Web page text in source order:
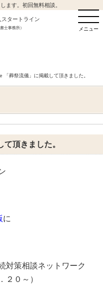
ます。初回無料相談。
タートライン
士事務所） メニュー
「葬祭流儀」に掲載して頂きました。
頂きました。
に
対策相談ネットワーク
２０～）